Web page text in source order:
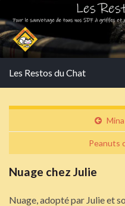
Les Restos du Chat
Peanuts
Nuage chez Julie
Nuage, adopté par Julie et